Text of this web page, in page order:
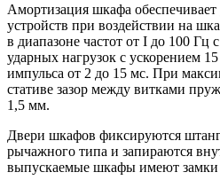
Амортизация шкафа
устройств при воздействии на
в диапазоне час­тот от I до 100 Гц
ударных нагрузок с ускоре­нием
импульса от 2 до 15 мс. При
стативе зазор между витками
1,5 мм.
Двери шкафов фиксируются
рычажного типа и запираются
выпускаемые шкафы имеют замки